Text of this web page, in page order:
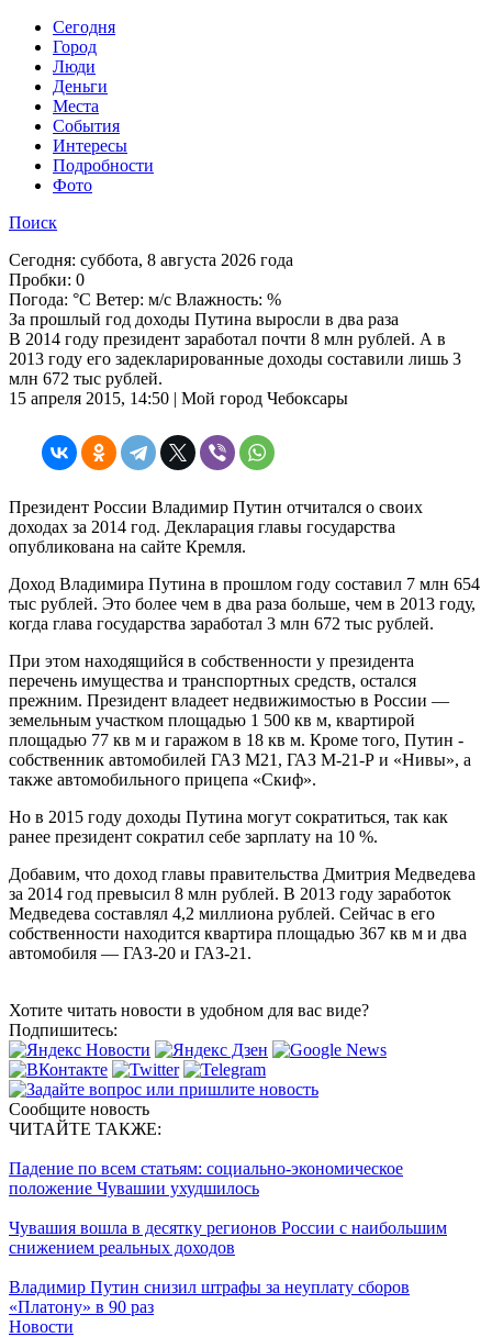
Cегодня
Город
Люди
Деньги
Места
События
Интересы
Подробности
Фото
Поиск
Сегодня: суббота, 8 августа 2026 года
Пробки: 0
Погода: °C Ветер: м/с Влажность: %
За прошлый год доходы Путина выросли в два раза
В 2014 году президент заработал почти 8 млн рублей. А в
2013 году его задекларированные доходы составили лишь 3
млн 672 тыс рублей.
15 апреля 2015, 14:50 | Мой город Чебоксары
Президент России Владимир Путин отчитался о своих
доходах за 2014 год. Декларация главы государства
опубликована на сайте Кремля.
Доход Владимира Путина в прошлом году составил 7 млн 654
тыс рублей. Это более чем в два раза больше, чем в 2013 году,
когда глава государства заработал 3 млн 672 тыс рублей.
При этом находящийся в собственности у президента
перечень имущества и транспортных средств, остался
прежним. Президент владеет недвижимостью в России —
земельным участком площадью 1 500 кв м, квартирой
площадью 77 кв м и гаражом в 18 кв м. Кроме того, Путин -
собственник автомобилей ГАЗ М21, ГАЗ М-21-Р и «Нивы», а
также автомобильного прицепа «Скиф».
Но в 2015 году доходы Путина могут сократиться, так как
ранее президент сократил себе зарплату на 10 %.
Добавим, что доход главы правительства Дмитрия Медведева
за 2014 год превысил 8 млн рублей. В 2013 году заработок
Медведева составлял 4,2 миллиона рублей. Сейчас в его
собственности находится квартира площадью 367 кв м и два
автомобиля — ГАЗ-20 и ГАЗ-21.
Хотите читать новости в удобном для вас виде?
Подпишитесь:
Сообщите новость
ЧИТАЙТЕ ТАКЖЕ:
Падение по всем статьям: социально-экономическое
положение Чувашии ухудшилось
Чувашия вошла в десятку регионов России с наибольшим
снижением реальных доходов
Владимир Путин снизил штрафы за неуплату сборов
«Платону» в 90 раз
Новости